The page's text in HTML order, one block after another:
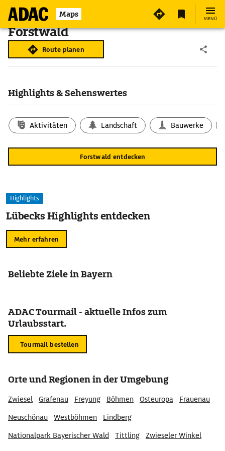
Maps MENÜ
Forstwald
Route planen
Highlights & Sehenswertes
Aktivitäten Landschaft Bauwerke
Forstwald entdecken
Highlights
Lübecks Highlights entdecken
Mehr erfahren
Beliebte Ziele in Bayern
ADAC Tourmail - aktuelle Infos zum
Urlaubsstart.
Tourmail bestellen
Orte und Regionen in der Umgebung
Zwiesel Grafenau Freyung Böhmen Osteuropa
Frauenau
Neuschönau
Westböhmen
Lindberg
Nationalpark Bayerischer Wald
Tittling
Zwieseler Winkel